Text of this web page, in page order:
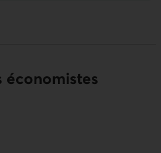
économistes